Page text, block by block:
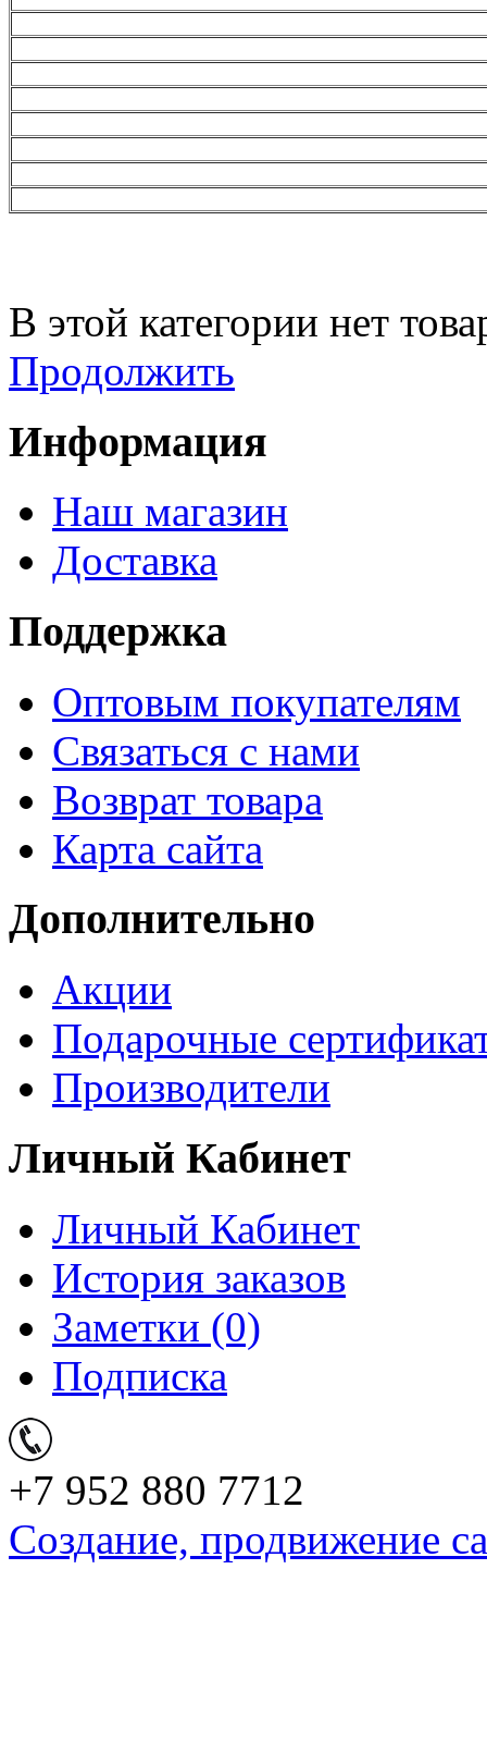
В этой категории нет
Продолжить
Информация
Наш магазин
Доставка
Поддержка
Оптовым покупателям
Связаться с нами
Возврат товара
Карта сайта
Дополнительно
Акции
Подарочные
Производители
Личный Кабинет
Личный Кабинет
История заказов
Заметки (0)
Подписка
+7 952 880 7712
Создание, продвижение